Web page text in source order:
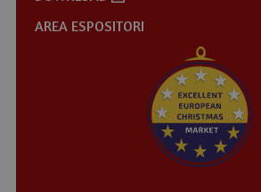
AREA ESPOSITORI